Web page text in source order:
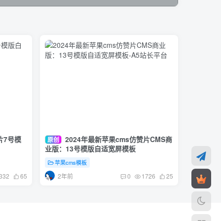
7号模
65
原创
2024年最新苹果cms仿赞片CMS商
业版：13号模版自适宽屏模板
苹果cms模板
2年前 0 1726 25